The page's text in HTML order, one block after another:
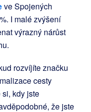
ve Spojených
I malé zvýšení
výrazný nárůst
rozvíjíte značku
cesty
kdy jste
že jste